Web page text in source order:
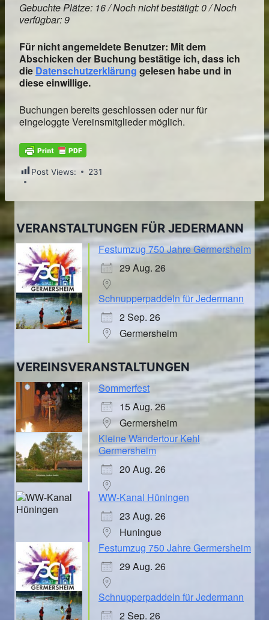
Gebuchte Plätze: 16 / Noch nicht bestätigt: 0 / Noch
verfügbar: 9
Für nicht angemeldete Benutzer: Mit dem
Abschicken der Buchung bestätige ich, dass ich
die Datenschutzerklärung gelesen habe und in
diese einwillige.
Buchungen bereits geschlossen oder nur für
eingeloggte Vereinsmitglieder möglich.
Post Views: 231
VERANSTALTUNGEN FÜR JEDERMANN
Festumzug 750 Jahre Germersheim
29 Aug. 26
Schnupperpaddeln für Jedermann
2 Sep. 26
Germersheim
VEREINSVERANSTALTUNGEN
Sommerfest
15 Aug. 26
Germersheim
Kleine Wandertour Kehl
Germersheim
20 Aug. 26
WW-Kanal Hüningen
23 Aug. 26
Huningue
Festumzug 750 Jahre Germersheim
29 Aug. 26
Schnupperpaddeln für Jedermann
2 Sep. 26